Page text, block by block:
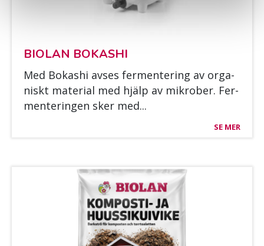
BIO­LAN BO­KAS­HI
Med Bo­kas­hi av­ses fer­men­te­ring av or­ga­
niskt ma­te­rial med hjälp av mik­ro­ber. Fer­
men­te­rin­gen sker med...
SE MER